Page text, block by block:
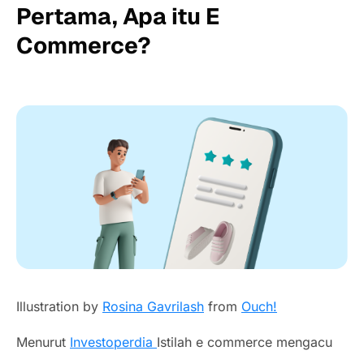
Pertama, Apa itu E
Commerce?
Illustration by Rosina Gavrilash from Ouch!
Menurut Investoperdia Istilah e commerce mengacu